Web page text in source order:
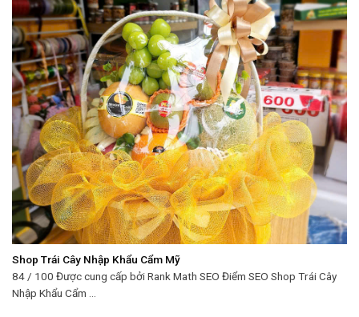
Shop Trái Cây Nhập Khẩu Cẩm Mỹ
84 / 100 Được cung cấp bởi Rank Math SEO Điểm SEO Shop Trái Cây
Nhập Khẩu Cẩm ...